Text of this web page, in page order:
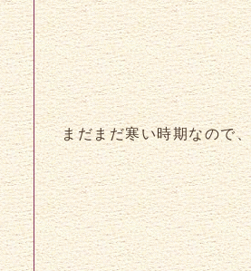
まだまだ寒い時期なので